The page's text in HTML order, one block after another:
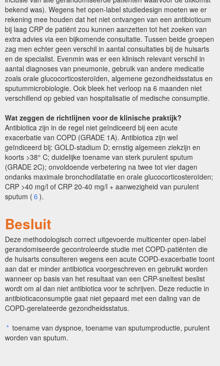
bekend was). Wegens het open-label studiedesign moeten we er
rekening mee houden dat het niet ontvangen van een antibioticum
bij laag CRP de patiënt zou kunnen aanzetten tot het zoeken van
extra advies via een bijkomende consultatie. Tussen beide groepen
zag men echter geen verschil in aantal consultaties bij de huisarts
en de specialist. Evenmin was er een klinisch relevant verschil in
aantal diagnoses van pneumonie, gebruik van andere medicatie
zoals orale glucocorticosteroïden, algemene gezondheidsstatus en
sputummicrobiologie. Ook bleek het verloop na 6 maanden niet
verschillend op gebied van hospitalisatie of medische consumptie.
Wat zeggen de richtlijnen voor de klinische praktijk?
Antibiotica zijn in de regel niet geïndiceerd bij een acute
exacerbatie van COPD (GRADE 1A). Antibiotica zijn wel
geïndiceerd bij: GOLD-stadium D; ernstig algemeen ziekzijn en
koorts >38° C; duidelijke toename van sterk purulent sputum
(GRADE 2C); onvoldoende verbetering na twee tot vier dagen
ondanks maximale bronchodilatatie en orale glucocorticosteroïden;
CRP >40 mg/l of CRP 20-40 mg/l + aanwezigheid van purulent
sputum ( 6 ).
Besluit
Deze methodologisch correct uitgevoerde multicenter open-label
gerandomiseerde gecontroleerde studie met COPD-patiënten die
de huisarts consulteren wegens een acute COPD-exacerbatie toont
aan dat er minder antibiotica voorgeschreven en gebruikt worden
wanneer op basis van het resultaat van een CRP-sneltest beslist
wordt om al dan niet antibiotica voor te schrijven. Deze reductie in
antibioticaconsumptie gaat niet gepaard met een daling van de
COPD-gerelateerde gezondheidsstatus.
* toename van dyspnoe, toename van sputumproductie, purulent
worden van sputum.